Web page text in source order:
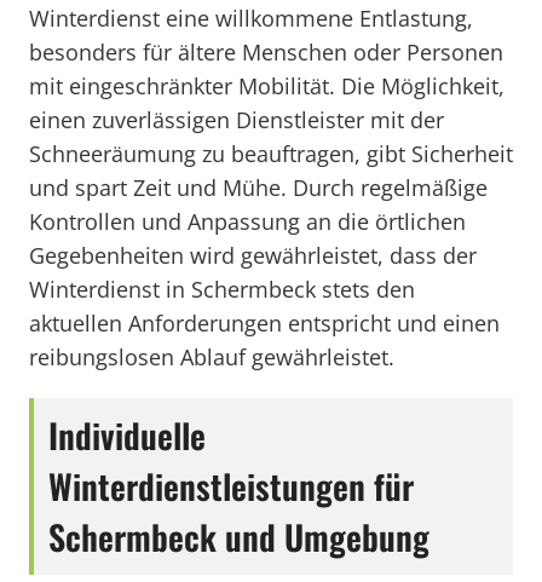
Winterdienst eine willkommene Entlastung,
besonders für ältere Menschen oder Personen
mit eingeschränkter Mobilität. Die Möglichkeit,
einen zuverlässigen Dienstleister mit der
Schneeräumung zu beauftragen, gibt Sicherheit
und spart Zeit und Mühe. Durch regelmäßige
Kontrollen und Anpassung an die örtlichen
Gegebenheiten wird gewährleistet, dass der
Winterdienst in Schermbeck stets den
aktuellen Anforderungen entspricht und einen
reibungslosen Ablauf gewährleistet.
Individuelle
Winterdienstleistungen für
Schermbeck und Umgebung